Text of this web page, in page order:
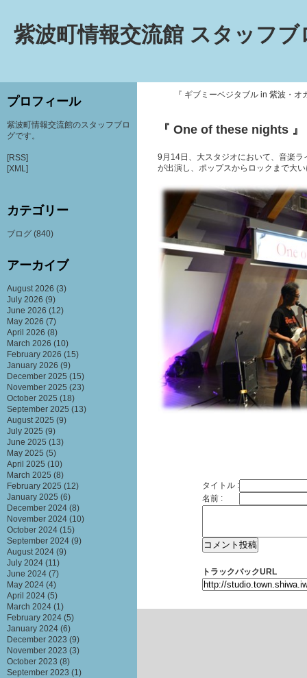
紫波町情報交流館 スタッフブ
『 ギブミーベジタブル in 紫波・オ
『 One of these nights 』
9月14日、大スタジオにおいて、音楽
が出演し、ポップスからロックまで大
タイトル :
名前 :
トラックバックURL
プロフィール
紫波町情報交流館のスタッフブロ
グです。
[RSS]
[XML]
カテゴリー
ブログ (840)
アーカイブ
August 2026 (3)
July 2026 (9)
June 2026 (12)
May 2026 (7)
April 2026 (8)
March 2026 (10)
February 2026 (15)
January 2026 (9)
December 2025 (15)
November 2025 (23)
October 2025 (18)
September 2025 (13)
August 2025 (9)
July 2025 (9)
June 2025 (13)
May 2025 (5)
April 2025 (10)
March 2025 (8)
February 2025 (12)
January 2025 (6)
December 2024 (8)
November 2024 (10)
October 2024 (15)
September 2024 (9)
August 2024 (9)
July 2024 (11)
June 2024 (7)
May 2024 (4)
April 2024 (5)
March 2024 (1)
February 2024 (5)
January 2024 (6)
December 2023 (9)
November 2023 (3)
October 2023 (8)
September 2023 (1)